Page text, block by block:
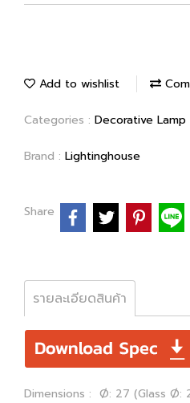
Add to wishlist
Categories : Decorative Lamp
Brand : Lightinghouse
Share
รายละเอียดสินค้า
Dimensions : Ø: 27 (Glass Ø: